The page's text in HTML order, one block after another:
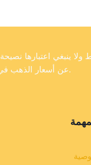
عن أسعار الذهب في تركيا، فإننا لا نضمن دقة أو اكتمال أو موثوقية البيانات الموجودة على موقعنا الإلكتروني.